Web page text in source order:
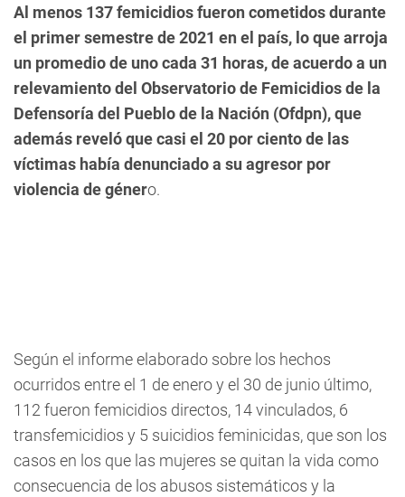
Al menos 137 femicidios fueron cometidos durante
el primer semestre de 2021 en el país, lo que arroja
un promedio de uno cada 31 horas, de acuerdo a un
relevamiento del Observatorio de Femicidios de la
Defensoría del Pueblo de la Nación (Ofdpn), que
además reveló que casi el 20 por ciento de las
víctimas había denunciado a su agresor por
violencia de género.
Según el informe elaborado sobre los hechos
ocurridos entre el 1 de enero y el 30 de junio último,
112 fueron femicidios directos, 14 vinculados, 6
transfemicidios y 5 suicidios feminicidas, que son los
casos en los que las mujeres se quitan la vida como
consecuencia de los abusos sistemáticos y la